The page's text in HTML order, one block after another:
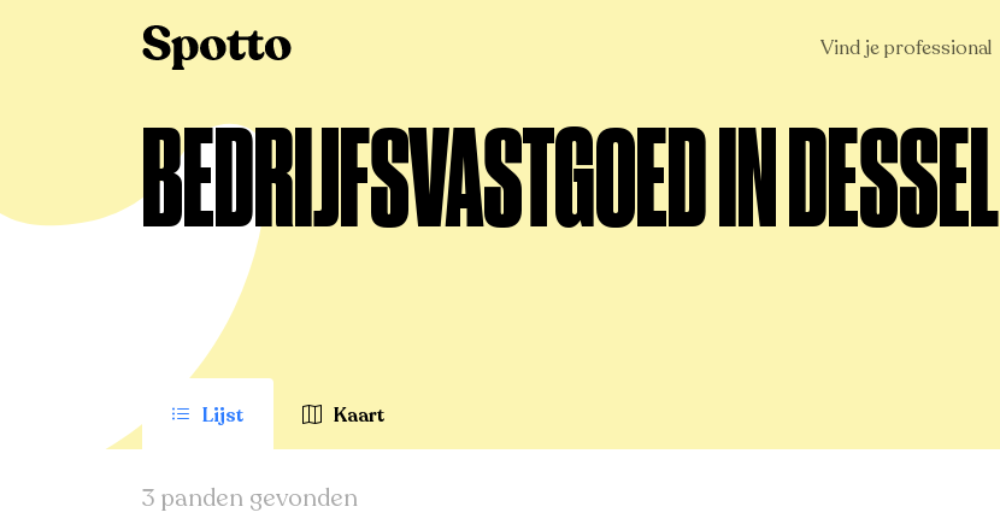
Vind je professional
BEDRIJFSVASTGOED IN DESSEL
Lijst Kaart
3 panden gevonden